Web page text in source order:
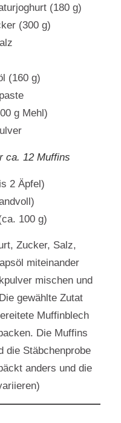
(180 g)
(300 g)
(160 g)
g Mehl)
ca. 12 Muffins
2 Äpfel)
100 g)
Zucker, Salz,
miteinander
mischen und
gewählte Zutat
Muffinblech
Die Muffins
die Stäbchenprobe
anders und die